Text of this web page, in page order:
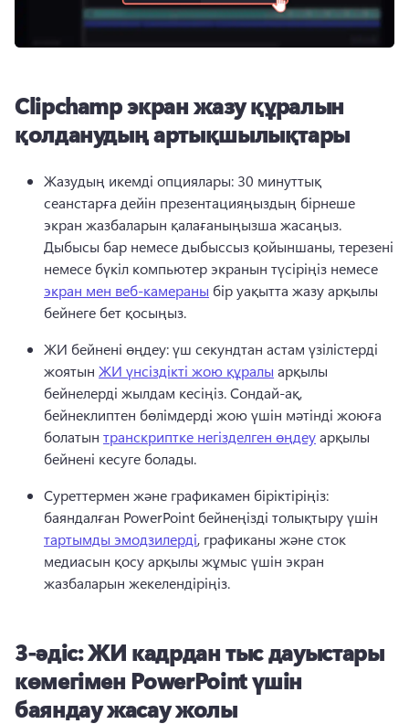
Clipchamp экран жазу құралын
қолданудың артықшылықтары
Жазудың икемді опциялары: 30 минуттық
сеанстарға дейін презентацияңыздың бірнеше
Дыбысы бар немесе дыбыссыз қойыншаны, терезені
немесе бүкіл компьютер экранын түсіріңіз немесе
экран мен веб-камераны бір уақытта жазу арқылы
бейнеге бет қосыңыз.
ЖИ бейнені өңдеу: үш секундтан астам үзілістерді
жоятын ЖИ үнсіздікті жою құралы арқылы
бейнелерді жылдам кесіңіз. Сондай-ақ,
бейнеклиптен бөлімдерді жою үшін мәтінді жоюға
болатын транскриптке негізделген өңдеу арқылы
бейнені кесуге болады.
Суреттермен және графикамен біріктіріңіз:
баяндалған PowerPoint бейнеңізді толықтыру үшін
тартымды эмодзилерді, графиканы және сток
медиасын қосу арқылы жұмыс үшін экран
жазбаларын жекелендіріңіз.
3-әдіс: ЖИ кадрдан тыс дауыстары
көмегімен PowerPoint үшін
баяндау жасау жолы